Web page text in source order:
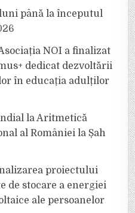
până la începutul
NOI a finalizat
dedicat dezvoltării
în educația adulților
la Aritmetică
al României la Șah
proiectului
de stocare a energiei
ale persoanelor